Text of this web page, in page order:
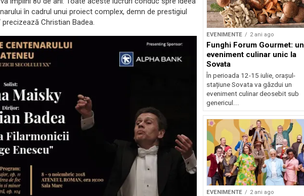
în cadrul unui proiect complex, demn de prestigiul
Christian Badea.
EVENIMENTE 2 ani ago
Funghi Forum Gourmet: un
eveniment culinar unic la
Sovata
În perioada 12-15 iulie, orașul-
stațiune Sovata va găzdui un
eveniment culinar deosebit sub
genericul...
EVENIMENTE 2 ani ago